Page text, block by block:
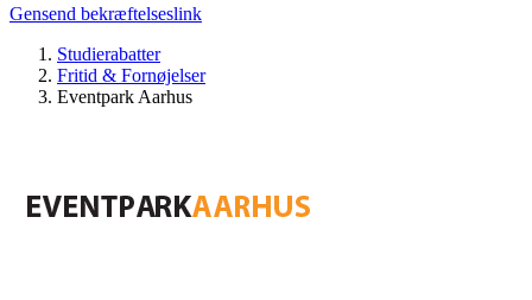
Gensend bekræftelseslink
Studierabatter
Fritid & Fornøjelser
Eventpark Aarhus